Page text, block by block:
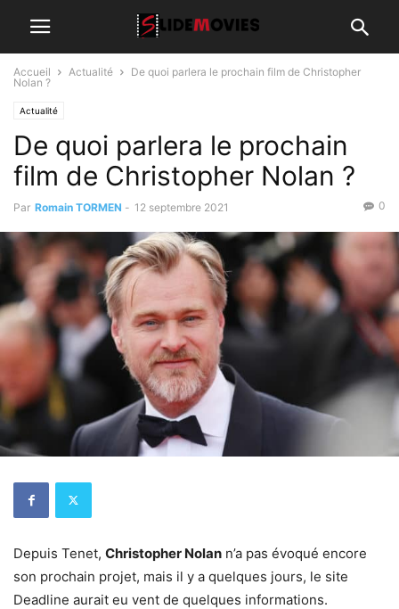
Accueil Actualité
De quoi parlera le prochain film de Christopher
Nolan ?
Actualité
De quoi parlera le prochain
film de Christopher Nolan ?
Par Romain TORMEN - 12 septembre 2021 0
Depuis Tenet, Christopher Nolan n’a pas évoqué encore
son prochain projet, mais il y a quelques jours, le site
Deadline aurait eu vent de quelques informations.